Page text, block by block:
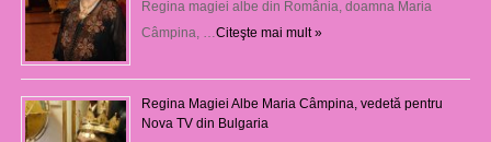
Regina magiei albe din România, doamna Maria
Câmpina, … Citeşte mai mult »
Regina Magiei Albe Maria Câmpina, vedetă pentru
Nova TV din Bulgaria